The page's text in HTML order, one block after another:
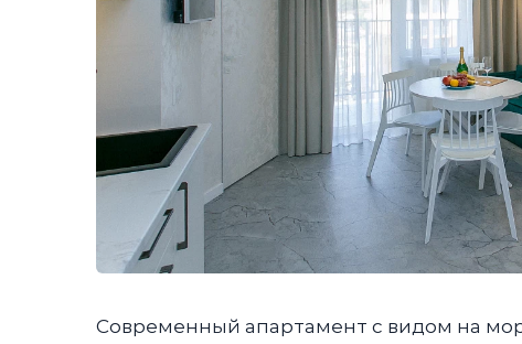
Современный апартамент с видом на